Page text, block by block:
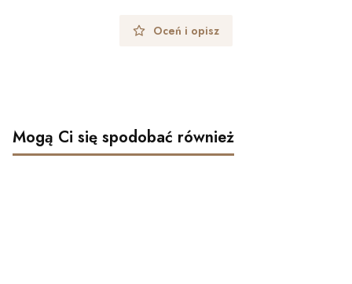
Oceń i opisz
Mogą Ci się spodobać również